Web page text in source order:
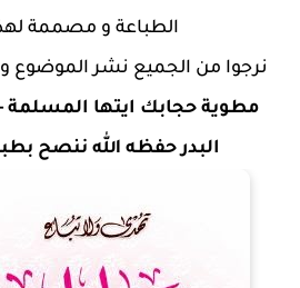
الطباعة و مصممة
نرجوا من الجميع نشر الموضوع
مطوية حجابك ايتها المسلمة
البدر حفظه الله ننصح